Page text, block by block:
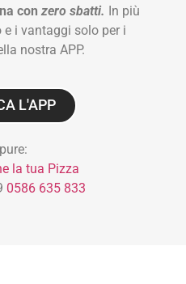
con zero sbatti. In più
i vantaggi solo per i
nostra APP.
L'APP
la tua Pizza
0586 635 833